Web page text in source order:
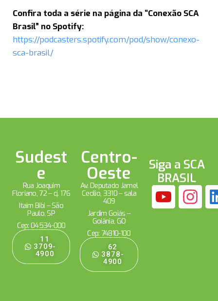
Confira toda a série na página da “Conexão SCA
Brasil” no Spotify:
https://podcasters.spotify.com/pod/show/conexo-
sca-brasil/
Sudest
e
Rua Joaquim
Floriano, 72 – cj. 176
Itaim Bibi – São
Paulo, SP
Cep: 04534-000
11
3709-
4900
Centro-
Oeste
Av. Deputado Jamel
Cecílio, 3310 – sala
409
Jardim Goiás –
Goiânia, GO
Cep: 74810-100
62
3878-
4900
Siga a SCA
BRASIL